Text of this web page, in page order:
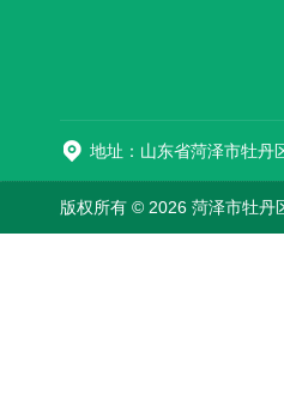
地址：山东省菏泽市牡丹
版权所有 © 2026 菏泽市牡丹